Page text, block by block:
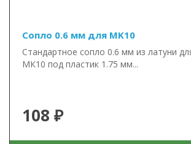
Сопло 0.6 мм для MK10
Стандартное сопло 0.6 мм из латуни
МК10 под пластик 1.75 мм...
108 ₽